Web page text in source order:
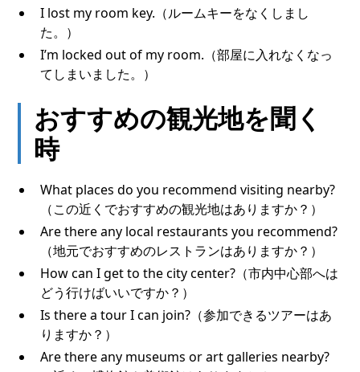
I lost my room key.（ルームキーをなくしまし
た。）
I’m locked out of my room.（部屋に入れなくなっ
てしまいました。）
おすすめの観光地を聞く
時
What places do you recommend visiting nearby?
（この近くでおすすめの観光地はありますか？）
Are there any local restaurants you recommend?
（地元でおすすめのレストランはありますか？）
How can I get to the city center?（市内中心部へは
どう行けばいいですか？）
Is there a tour I can join?（参加できるツアーはあ
りますか？）
Are there any museums or art galleries nearby?